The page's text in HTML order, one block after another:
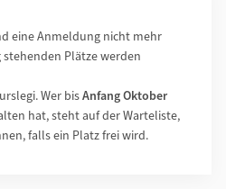
eine Anmeldung nicht mehr
Plätze werden
Wer bisAnfang Oktober
hat, steht auf der Warteliste,
falls ein Platz frei wird.